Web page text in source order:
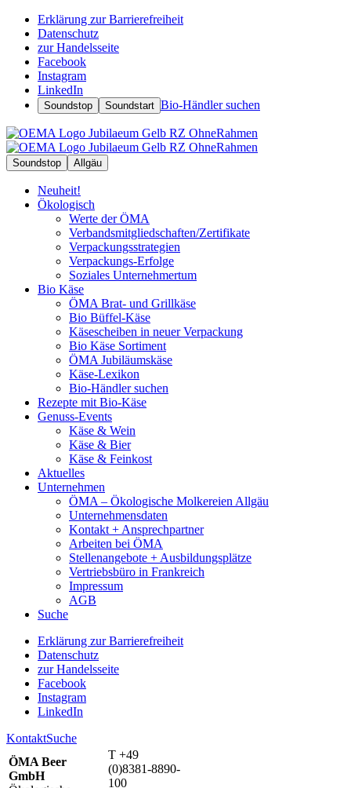
Erklärung zur Barrierefreiheit
Datenschutz
zur Handelsseite
Facebook
Instagram
LinkedIn
Soundstop Soundstart Bio-Händler suchen
Soundstop Allgäu
Neuheit!
Ökologisch
Werte der ÖMA
Verbandsmitgliedschaften/Zertifikate
Verpackungsstrategien
Verpackungs-Erfolge
Soziales Unternehmertum
Bio Käse
ÖMA Brat- und Grillkäse
Bio Büffel-Käse
Käsescheiben in neuer Verpackung
Bio Käse Sortiment
ÖMA Jubiläumskäse
Käse-Lexikon
Bio-Händler suchen
Rezepte mit Bio-Käse
Genuss-Events
Käse & Wein
Käse & Bier
Käse & Feinkost
Aktuelles
Unternehmen
ÖMA – Ökologische Molkereien Allgäu
Unternehmensdaten
Kontakt + Ansprechpartner
Arbeiten bei ÖMA
Stellenangebote + Ausbildungsplätze
Vertriebsbüro in Frankreich
Impressum
AGB
Suche
Erklärung zur Barrierefreiheit
Datenschutz
zur Handelsseite
Facebook
Instagram
LinkedIn
KontaktSuche
ÖMA Beer
GmbH
T +49
(0)8381-8890-
100